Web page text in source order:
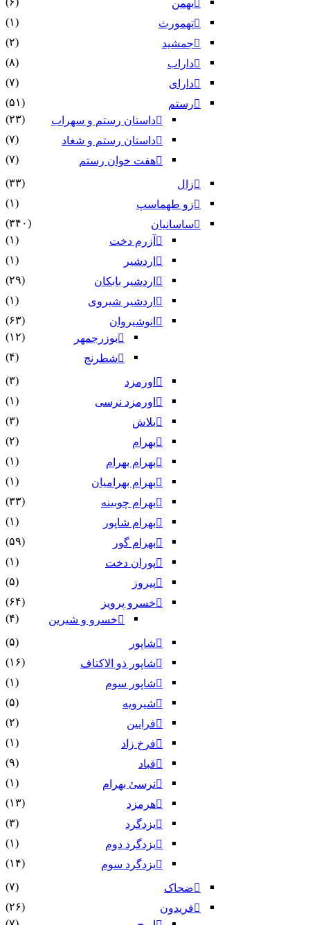
بهمن
تهمورث
(۱)
جمشید
(۲)
داراب
(۸)
دارای
(۷)
رستم
(۵۱)
داستان رستم و سهراب
(۲۳)
داستان رستم و شغاد
(۷)
هفت خوان رستم‏
(۷)
زال
(۳۳)
زو طهماسپ‏
(۱)
ساسانیان
(۳۴۰)
آزرم دخت
(۱)
اردشیر
(۱)
اردشیر بابکان
(۲۹)
اردشیر شیروی
(۱)
انوشیروان
(۶۳)
بوزرجمهر
(۱۲)
شطرنج
(۴)
اورمزد
(۳)
اورمزد نرسى‏
(۱)
بلاش
(۳)
بهرام
(۲)
بهرام بهرام
(۱)
بهرام بهرامیان‏
(۱)
بهرام چوبینه
(۳۳)
بهرام شاپور
(۱)
بهرام گور
(۵۹)
پوران دخت
(۱)
پیروز
(۵)
خسرو پرویز
(۶۴)
خسرو و شیرین
(۴)
شاپور
(۵)
شاپور ذو الاکتاف
(۱۶)
شاپور سوم‏
(۱)
شیرویه
(۵)
فرایین
(۲)
فرخ زاد
(۱)
قباد
(۹)
نرسئ بهرام‏
(۱)
هرمزد
(۱۳)
یزدگرد
(۳)
یزدگرد دوم
(۱)
یزدگرد سوم
(۱۴)
ضحاک
(۷)
فریدون
(۲۶)